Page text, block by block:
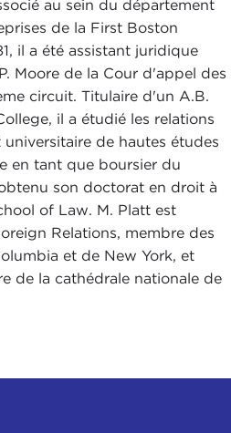
au sein du département
de la First Boston
il a été assistant juridique
Moore de la Cour d'appel des
circuit. Titulaire d'un A.B.
il a étudié les relations
de hautes études
en tant que boursier du
son doctorat en droit à
of Law. M. Platt est
Relations, membre des
et de New York, et
de la cathédrale nationale de